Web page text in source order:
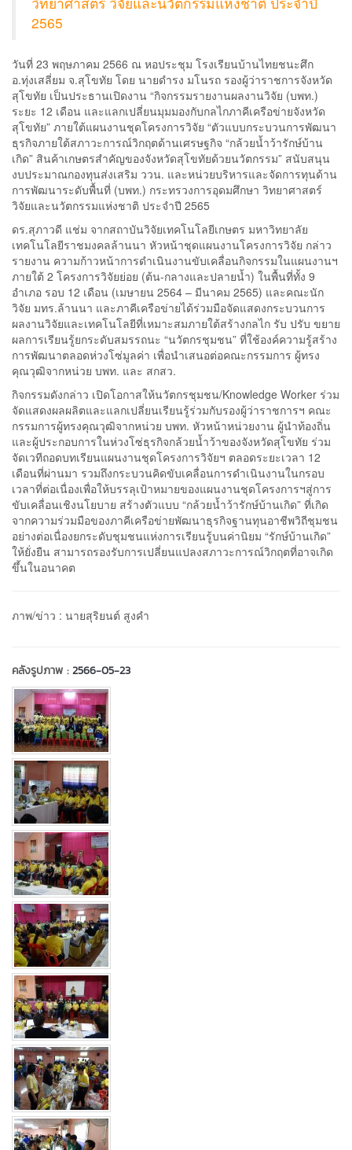
2565
วันที่ 23 พฤษภาคม 2566 ณ หอประชุม โรงเรียนบ้านไทยชนะศึก
อ.ทุ่งเสลี่ยม จ.สุโขทัย โดย นายดำรง มโนรถ รองผู้ว่าราชการจังหวัด
สุโขทัย เป็นประธานเปิดงาน “กิจกรรมรายงานผลงานวิจัย (บพท.)
ระยะ 12 เดือน และแลกเปลี่ยนมุมมองกับกลไกภาคีเครือข่ายจังหวัด
สุโขทัย” ภายใต้แผนงานชุดโครงการวิจัย “ตัวแบบกระบวนการพัฒนา
ธุรกิจภายใต้สภาวะการณ์วิกฤตด้านเศรษฐกิจ “กล้วยน้ำว้ารักษ์บ้าน
เกิด” สินค้าเกษตรสำคัญของจังหวัดสุโขทัยด้วยนวัตกรรม” สนับสนุน
งบประมาณกองทุนส่งเสริม ววน. และหน่วยบริหารและจัดการทุนด้าน
การพัฒนาระดับพื้นที่ (บพท.) กระทรวงการอุดมศึกษา วิทยาศาสตร์
วิจัยและนวัตกรรมแห่งชาติ ประจำปี 2565
ดร.สุภาวดี แช่ม จากสถาบันวิจัยเทคโนโลยีเกษตร มหาวิทยาลัย
เทคโนโลยีราชมงคลล้านนา หัวหน้าชุดแผนงานโครงการวิจัย กล่าว
รายงาน ความก้าวหน้าการดำเนินงานขับเคลื่อนกิจกรรมในแผนงานฯ
ภายใต้ 2 โครงการวิจัยย่อย (ต้น-กลางและปลายน้ำ) ในพื้นที่ทั้ง 9
อำเภอ รอบ 12 เดือน (เมษายน 2564 – มีนาคม 2565) และคณะนัก
วิจัย มทร.ล้านนา และภาคีเครือข่ายได้ร่วมมือจัดแสดงกระบวนการ
ผลงานวิจัยและเทคโนโลยีที่เหมาะสมภายใต้สร้างกลไก รับ ปรับ ขยาย
ผลการเรียนรู้ยกระดับสมรรถนะ “นวัตกรชุมชน” ที่ใช้องค์ความรู้สร้าง
การพัฒนาตลอดห่วงโซ่มูลค่า เพื่อนำเสนอต่อคณะกรรมการ ผู้ทรง
คุณวุฒิจากหน่วย บพท. และ สกสว.
กิจกรรมดังกล่าว เปิดโอกาสให้นวัตกรชุมชน/Knowledge Worker ร่วม
จัดแสดงผลผลิตและแลกเปลี่ยนเรียนรู้ร่วมกับรองผู้ว่าราชการฯ คณะ
กรรมการผู้ทรงคุณวุฒิจากหน่วย บพท. หัวหน้าหน่วยงาน ผู้นำท้องถิ่น
และผู้ประกอบการในห่วงโซ่ธุรกิจกล้วยน้ำว้าของจังหวัดสุโขทัย ร่วม
จัดเวทีถอดบทเรียนแผนงานชุดโครงการวิจัยฯ ตลอดระยะเวลา 12
เดือนที่ผ่านมา รวมถึงกระบวนคิดขับเคลื่อนการดำเนินงานในกรอบ
เวลาที่ต่อเนื่องเพื่อให้บรรลุเป้าหมายของแผนงานชุดโครงการฯสู่การ
ขับเคลื่อนเชิงนโยบาย สร้างตัวแบบ “กล้วยน้ำว้ารักษ์บ้านเกิด” ที่เกิด
จากความร่วมมือของภาคีเครือข่ายพัฒนาธุรกิจฐานทุนอาชีพวิถีชุมชน
อย่างต่อเนื่องยกระดับชุมชนแห่งการเรียนรู้บนค่านิยม “รักษ์บ้านเกิด”
ให้ยั่งยืน สามารถรองรับการเปลี่ยนแปลงสภาวะการณ์วิกฤตที่อาจเกิด
ขึ้นในอนาคต
ภาพ/ข่าว : นายสุริยนต์ สูงคำ
คลังรูปภาพ :2566-05-23